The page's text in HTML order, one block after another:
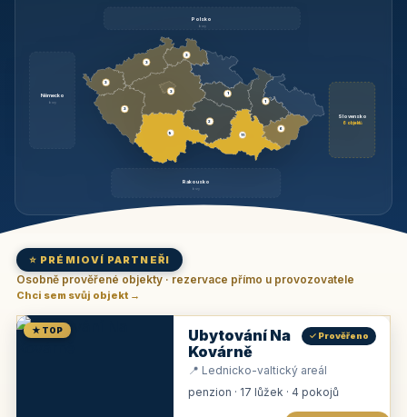
Polsko
brzy
Německo
brzy
Slovensko
6 objektů
Rakousko
brzy
3
9
3
3
3
3
1
2
11
1
6
⭐ PRÉMIOVÍ PARTNEŘI
Osobně prověřené objekty · rezervace přímo u provozovatele
Chci sem svůj objekt →
★ TOP
Ubytování Na
Kovárně
✓ Prověřeno
📍 Lednicko-valtický areál
penzion · 17 lůžek · 4 pokojů